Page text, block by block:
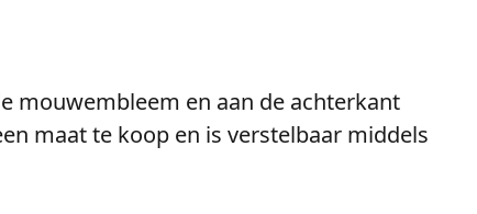
mouwembleem en aan de achterkant
maat te koop en is verstelbaar middels